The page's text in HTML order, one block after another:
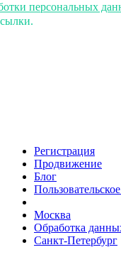
персональных
Регистрация
Продвижение
Блог
Москва
Обработка
Санкт-Петербург